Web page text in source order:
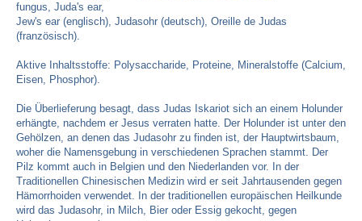
fungus, Juda's ear,
Jew's ear (englisch), Judasohr (deutsch), Oreille de Judas
(französisch).
Aktive Inhaltsstoffe: Polysaccharide, Proteine, Mineralstoffe (Calcium,
Eisen, Phosphor).
Die Überlieferung besagt, dass Judas Iskariot sich an einem Holunder
erhängte, nachdem er Jesus verraten hatte. Der Holunder ist unter den
Gehölzen, an denen das Judasohr zu finden ist, der Hauptwirtsbaum,
woher die Namensgebung in verschiedenen Sprachen stammt. Der
Pilz kommt auch in Belgien und den Niederlanden vor. In der
Traditionellen Chinesischen Medizin wird er seit Jahrtausenden gegen
Hämorrhoiden verwendet. In der traditionellen europäischen Heilkunde
wird das Judasohr, in Milch, Bier oder Essig gekocht, gegen